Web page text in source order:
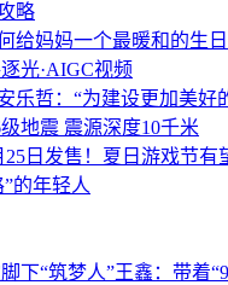
略
给妈妈一个最暖和的生日
光·AIGC视频
乐哲：“为建设更加美好
地震 震源深度10千米
日发售！夏日游戏节有
的年轻人
下“筑梦人”王鑫：带着